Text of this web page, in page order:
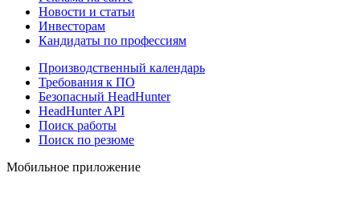
Новости и статьи
Инвесторам
Кандидаты по профессиям
Производственный календарь
Требования к ПО
Безопасный HeadHunter
HeadHunter API
Поиск работы
Поиск по резюме
Мобильное приложение